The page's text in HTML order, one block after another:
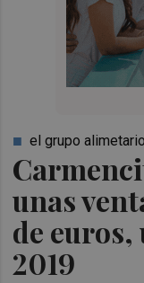
unas
de euros,
2019
el grupo